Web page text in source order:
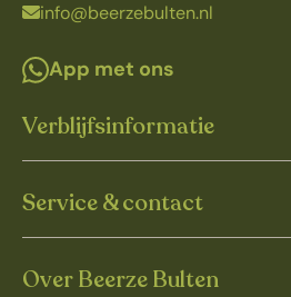
info@beerzebulten.nl
App met ons
Verblijfsinformatie
Service & contact
Over Beerze Bulten